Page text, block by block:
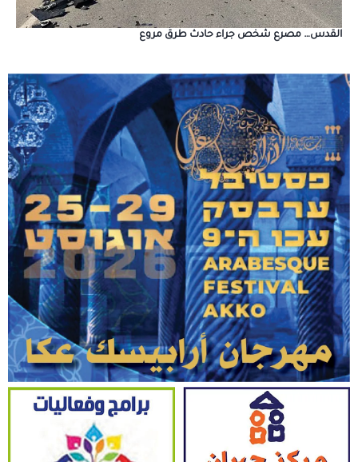
القدس… مصرع شخص جراء حادث طرق مروع